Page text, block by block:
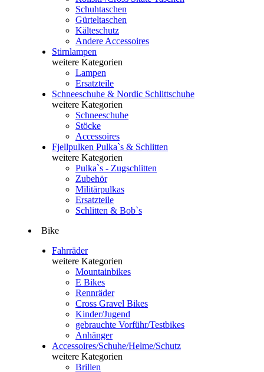
Schuhtaschen
Gürteltaschen
Kälteschutz
Andere Accessoires
Stirnlampen
weitere Kategorien
Lampen
Ersatzteile
Schneeschuhe & Nordic Schlittschuhe
weitere Kategorien
Schneeschuhe
Stöcke
Accessoires
Fjellpulken Pulka`s & Schlitten
weitere Kategorien
Pulka`s - Zugschlitten
Zubehör
Militärpulkas
Ersatzteile
Schlitten & Bob`s
Bike
Fahrräder
weitere Kategorien
Mountainbikes
E Bikes
Rennräder
Cross Gravel Bikes
Kinder/Jugend
gebrauchte Vorführ/Testbikes
Anhänger
Accessoires/Schuhe/Helme/Schutz
weitere Kategorien
Brillen